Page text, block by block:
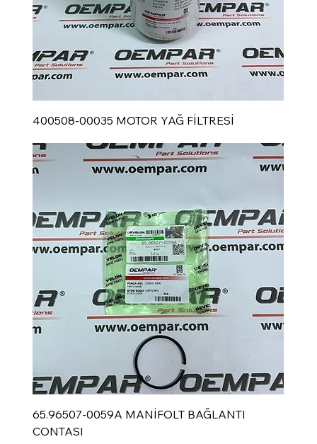
400508-00035 MOTOR YAĞ FİLTRESİ
65.96507-0059A MANİFOLT BAĞLANTI
CONTASI